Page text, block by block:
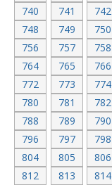
740
741 742
748
749 750
756
757 758
764
765 766
772
773 774
780
781 782
788
789 790
796
797 798
804
805 806
812
813 814